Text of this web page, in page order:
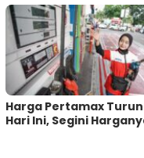
Harga Pertamax Turun
Hari Ini, Segini